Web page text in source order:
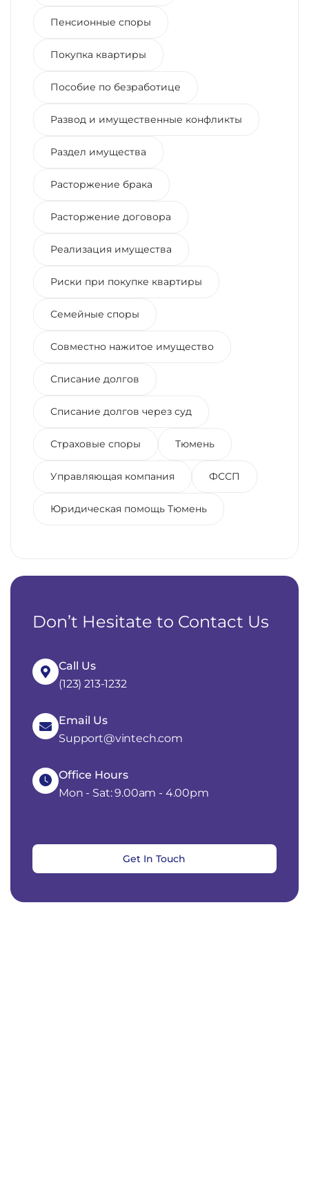
Пенсионные споры
Покупка квартиры
Пособие по безработице
Развод и имущественные конфликты
Раздел имущества
Расторжение брака
Расторжение договора
Реализация имущества
Риски при покупке квартиры
Семейные споры
Совместно нажитое имущество
Списание долгов
Списание долгов через суд
Страховые споры Тюмень
Управляющая компания ФССП
Юридическая помощь Тюмень
Don’t Hesitate to Contact Us
Call Us
(123) 213-1232
Email Us
Support@vintech.com
Office Hours
Mon - Sat: 9.00am - 4.00pm